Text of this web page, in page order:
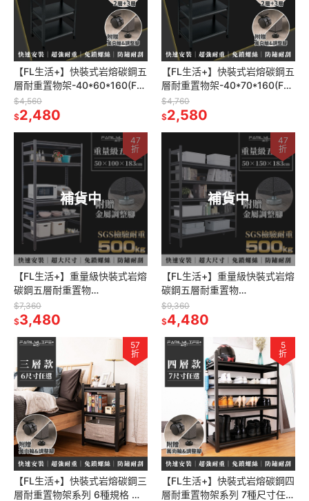
【FL生活+】快裝式岩熔碳鋼五
層耐重置物架-40*60*160(FL-
271)免螺絲 角鋼架 展示架 層
架 廚房層架 書
$4,560
$2,480
【FL生活+】快裝式岩熔碳鋼五
層耐重置物架-40*70*160(FL-
272)免螺絲 角鋼架 展示架 層
架 廚房層架 書
$4,760
$2,580
補貨中
47
折
【FL生活+】重量級快裝式岩熔
碳鋼五層耐重置物
架-50*100*183(FL-281-A)免
螺絲 角鋼架 展示架 層架
$7,360
$3,480
補貨中
47
折
【FL生活+】重量級快裝式岩熔
碳鋼五層耐重置物
架-50*150*183(FL-285) 免螺
絲 角鋼架 展示架 層架 廚
$9,360
$4,480
57
折
【FL生活+】快裝式岩熔碳鋼三
層耐重置物架系列 6種規格 免
5
折
【FL生活+】快裝式岩熔碳鋼四
層耐重置物架系列 7種尺寸任選